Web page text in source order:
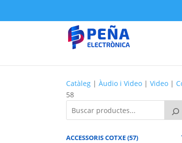
Catàleg |Àudio i Video |Video |
58
ACCESSORIS COTXE (57)